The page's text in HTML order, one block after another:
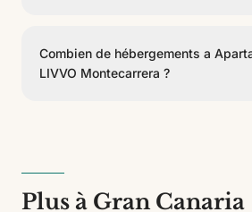
en taxi, transfert privé ou voiture de
Combien de hébergements a
LIVVO Montecarrera ?
Plus à Gran Canaria